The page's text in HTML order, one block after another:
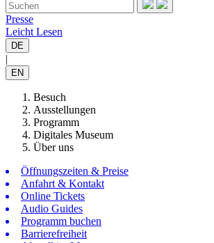
Presse
Leicht Lesen
DE
|
EN
Besuch
Ausstellungen
Programm
Digitales Museum
Über uns
Öffnungszeiten & Preise
Anfahrt & Kontakt
Online Tickets
Audio Guides
Programm buchen
Barrierefreiheit